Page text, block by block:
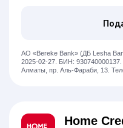
АО «Bereke Bank» (ДБ Lesha
2025-02-27. БИН: 930740000137.
Алматы, пр. Аль-Фараби, 13.
Home